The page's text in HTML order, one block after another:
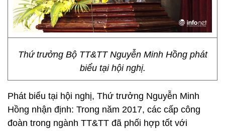
Thứ trưởng Bộ TT&TT Nguyễn Minh Hồng phát
biểu tại hội nghị.
Phát biểu tại hội nghị, Thứ trưởng Nguyễn Minh
Hồng nhận định: Trong năm 2017, các cấp công
đoàn trong ngành TT&TT đã phối hợp tốt với